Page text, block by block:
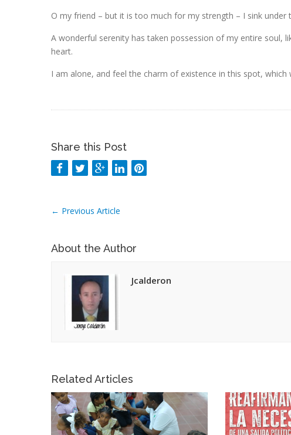
O my friend – but it is too much for my strength – I sink
A wonderful serenity has taken possession of my entire soul,
heart.
I am alone, and feel the charm of existence in this spot,
Share this Post
← Previous Article
About the Author
Jcalderon
Related Articles